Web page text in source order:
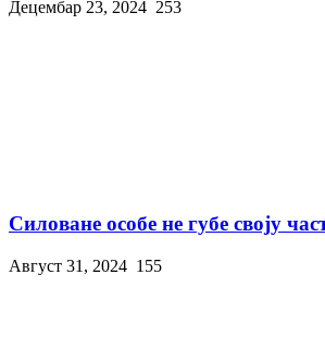
Децембар 23, 2024 253
Силоване особе не губе своју
Август 31, 2024 155